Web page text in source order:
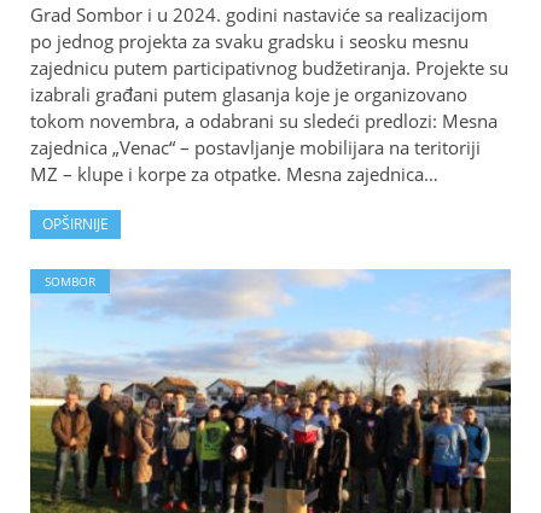
Grad Sombor i u 2024. godini nastaviće sa realizacijom
po jednog projekta za svaku gradsku i seosku mesnu
zajednicu putem participativnog budžetiranja. Projekte su
izabrali građani putem glasanja koje je organizovano
tokom novembra, a odabrani su sledeći predlozi: Mesna
zajednica „Venac“ – postavljanje mobilijara na teritoriji
MZ – klupe i korpe za otpatke. Mesna zajednica…
OPŠIRNIJE
SOMBOR